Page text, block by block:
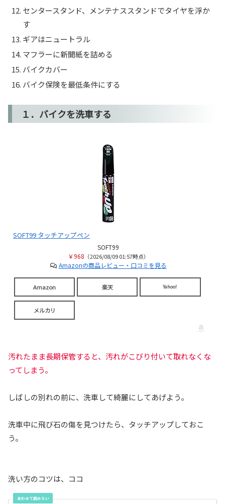
センタースタンド、メンテナススタンドでタイヤを浮か
す
ギアはニュートラル
マフラーに新聞紙を詰める
バイクカバー
バイク保険を最低条件にする
１．バイクを洗車する
SOFT99 タッチアップペン
SOFT99
￥968 （2026/08/09 01:57時点）
Amazonの商品レビュー・口コミを見る
Amazon 楽天 Yahoo!
メルカリ
汚れたまま長期保管すると、汚れがこびり付いて取れなくな
ってしまう。
しばしの別れの前に、洗車して綺麗にしてあげよう。
洗車中に飛び石の傷を見つけたら、タッチアップしておこ
う。
洗い方のコツは、ココ